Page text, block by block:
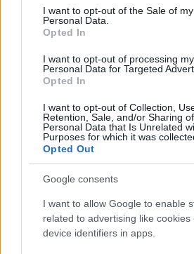
consent section.
I want to opt-out of the Sale of my
Personal Data.
Opted In
I want to opt-out of processing my
Personal Data for Targeted
Opted In
I want to opt-out of Collection,
Retention, Sale, and/or Sharing
Personal Data that Is Unrelated
Purposes for which it was
Opted Out
Google consents
I want to allow Google to enable
related to advertising like cookies
device identifiers in apps.
ruhákra, és nem ritkán a
részlegvezető tervezők is a
láthatjuk, hogy egyre fáradt, és
A show záródarabjának szánt
félszoknya tesz különlegessé.
Párizs legpatinásabb
szállítja (1996 óta a Chanelhez
alapított műhely), ami csak
pedig végső jóváhagyásra Karl
prezentálni a kollekciót a
utolsó éjszakán még mindenki
hogy a divatház fejének utolsó